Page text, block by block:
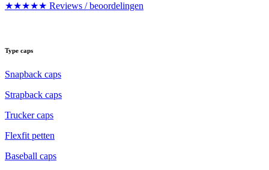
★★★★★ Reviews / beoordelingen
Type caps
Snapback caps
Strapback caps
Trucker caps
Flexfit petten
Baseball caps